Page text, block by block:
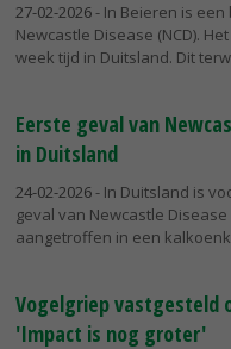
27-02-2026- In Beieren is
Newcastle Disease (NCD).
week tijd in Duitsland. Dit
Eerste geval van
in Duitsland
24-02-2026- In Duitsland is
geval van Newcastle
aangetroffen in een
Vogelgriep vastgesteld
'Impact is nog groter'